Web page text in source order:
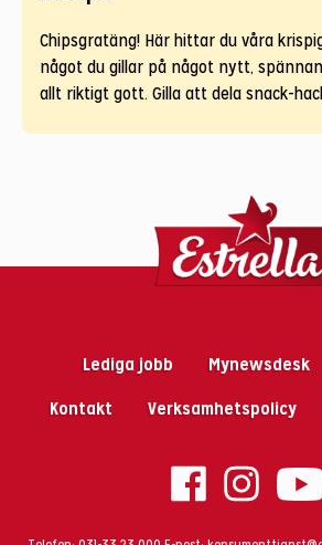
Chipsgratäng! Här hittar du våra
något du gillar på något nytt,
allt riktigt gott. Gilla att dela snack-
Lediga jobb Mynewsdesk
Kontakt
Verksamhetspolicy